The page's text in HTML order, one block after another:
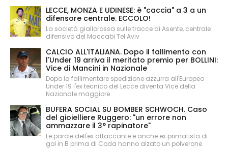
LECCE, MONZA E UDINESE: è "caccia" a 3 a un
difensore centrale. ECCOLO!
La società giallorossa sulle tracce di Asente, centrale
difensivo del Maccabi Tel Aviv
CALCIO ALL'ITALIANA. Dopo il fallimento con
l'Under 19 arriva il meritato premio per BOLLINI:
Vice di Mancini in Nazionale
Dopo la fallimentare spedizione azzurra all'Europeo
Under 19 l'ex tecnico del Lecce diventa Vice della
Nazionale maggiore
BUFERA SOCIAL SU BOMBER SCHWOCH. Caso
del gioielliere Ruggero: "un errore non
ammazzare il 3° rapinatore"
Le parole dell'ex attaccante e anche ex primatista di
gol in B prima di Coda hanno alzato un polverone